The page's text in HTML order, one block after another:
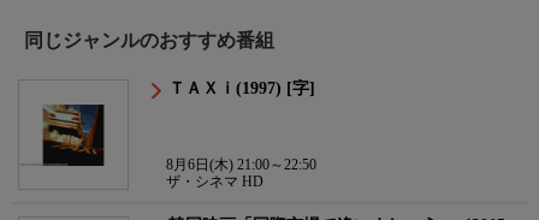
同じジャンルのおすすめ番組
ＴＡＸｉ(1997) [字]
8月6日(木) 21:00～22:50
ザ・シネマ HD